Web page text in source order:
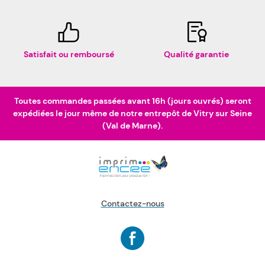
Satisfait ou remboursé Qualité garantie
Toutes commandes passées avant 16h (jours ouvrés) seront
expédiées le jour même de notre entrepôt de Vitry sur Seine
(Val de Marne).
Contactez-nous